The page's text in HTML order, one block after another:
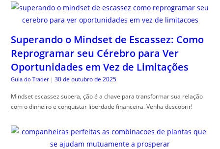
Superando o Mindset de Escassez: Como
Reprogramar seu Cérebro para Ver
Oportunidades em Vez de Limitações
Guia do Trader | 30 de outubro de 2025
Mindset escassez supera, ção é a chave para transformar sua relação
com o dinheiro e conquistar liberdade financeira. Venha descobrir!